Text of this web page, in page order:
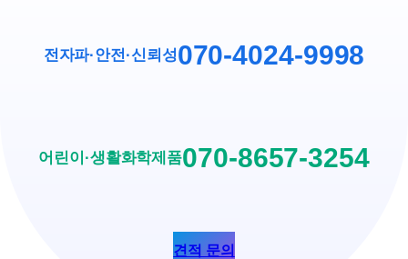
전자파·안전·신뢰성070-4024-9998
어린이·생활화학제품070-8657-3254
견적 문의